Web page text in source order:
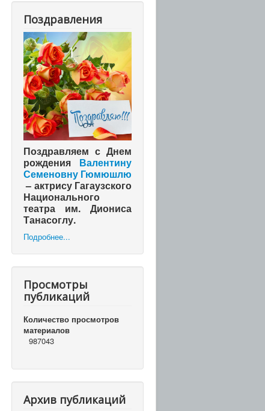
Поздравления
Поздравляем с Днем
рождения Валентину
Семеновну Гюмюшлю
– актрису Гагаузского
Национального
театра им. Диониса
Танасоглу.
Подробнее...
Просмотры
публикаций
Количество просмотров
материалов
987043
Архив публикаций